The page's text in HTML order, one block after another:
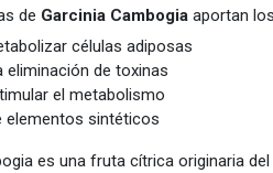
de Garcinia Cambogia aportan
células adiposas
eliminación de toxinas
el metabolismo
elementos sintéticos
es una fruta cítrica originaria